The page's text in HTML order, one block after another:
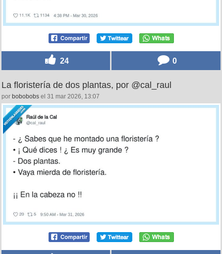
24 0
La floristería de dos plantas, por @cal_raul
por bobobobs el 31 mar 2026, 13:07